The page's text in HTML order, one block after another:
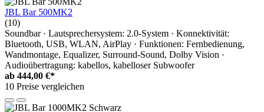
JBL Bar 500MK2
(10)
Soundbar · Lautsprechersystem: 2.0-System · Konnektivität:
Bluetooth, USB, WLAN, AirPlay · Funktionen: Fernbedienung,
Wandmontage, Equalizer, Surround-Sound, Dolby Vision ·
Audioübertragung: kabellos, kabelloser Subwoofer
ab 444,00 €*
10 Preise vergleichen